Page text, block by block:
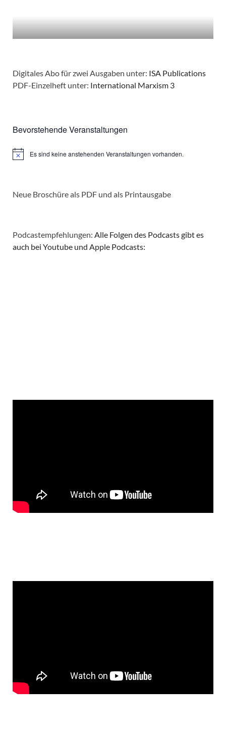
Digitales Abo für zwei Ausgaben unter: ISA Publications
PDF-Einzelheft unter: International Marxism 3
Bevorstehende Veranstaltungen
HinweisEs sind keine anstehenden Veranstaltungen vorhanden.
Neue Broschüre als PDF und als Printausgabe
Podcastempfehlungen: Alle Folgen des Podcasts gibt es
auch bei Youtube und Apple Podcasts: